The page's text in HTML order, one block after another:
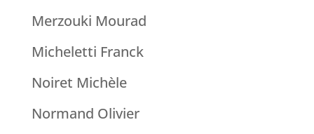
Merzouki Mourad
Micheletti Franck
Noiret Michèle
Normand Olivier